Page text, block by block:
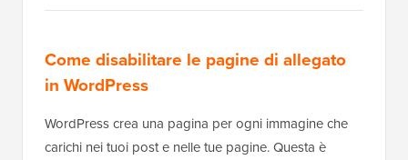
Come disabilitare le pagine di allegato
in WordPress
WordPress crea una pagina per ogni immagine che
carichi nei tuoi post e nelle tue pagine. Questa è